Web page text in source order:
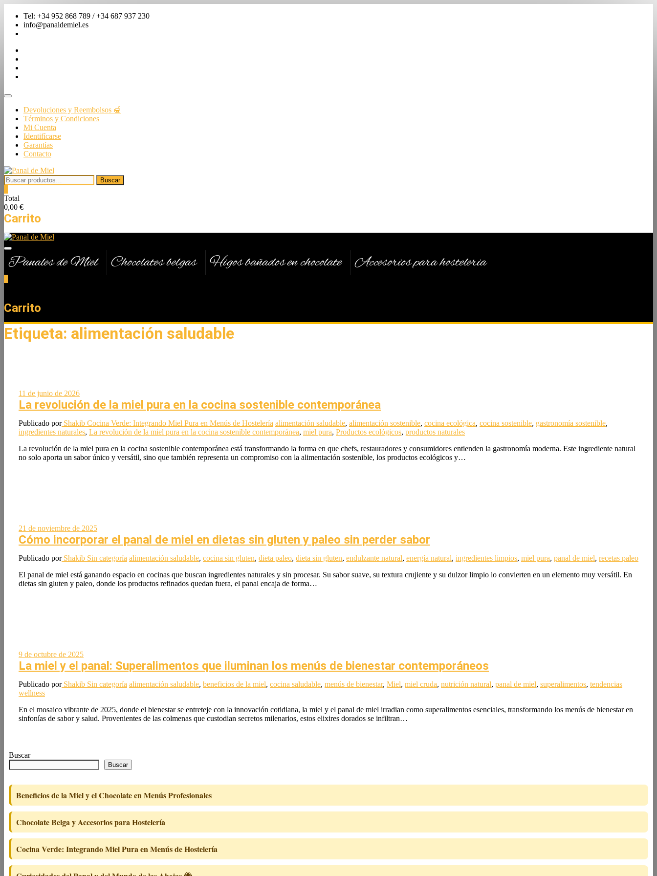
contenido
Tel: +34 952 868 789 / +34 687 937 230
info@panaldemiel.es
Menú
barra
superior
Devoluciones y Reembolsos 🍯
Términos y Condiciones
Mi Cuenta
Identifícarse
Garantías
Contacto
Buscar
por:
Buscar
Total
0,00 €
Carrito
Panales de Miel Chocolates belgas Higos bañados en chocolate Accesorios para hosteleria
Carrito
Etiqueta: alimentación saludable
11 de junio de 2026
La revolución de la miel pura en la cocina sostenible contemporánea
Publicado porShakib Cocina Verde: Integrando Miel Pura en Menús de Hostelería alimentación saludable, alimentación sostenible, cocina ecológica, cocina sostenible, gastronomía sostenible,
ingredientes naturales, La revolución de la miel pura en la cocina sostenible contemporánea, miel pura, Productos ecológicos, productos naturales
La revolución de la miel pura en la cocina sostenible contemporánea está transformando la forma en que chefs, restauradores y consumidores entienden la gastronomía moderna. Este ingrediente natural
no solo aporta un sabor único y versátil, sino que también representa un compromiso con la alimentación sostenible, los productos ecológicos y…
21 de noviembre de 2025
Cómo incorporar el panal de miel en dietas sin gluten y paleo sin perder sabor
Publicado porShakib Sin categoría alimentación saludable, cocina sin gluten, dieta paleo, dieta sin gluten, endulzante natural, energía natural, ingredientes limpios, miel pura, panal de miel, recetas paleo
El panal de miel está ganando espacio en cocinas que buscan ingredientes naturales y sin procesar. Su sabor suave, su textura crujiente y su dulzor limpio lo convierten en un elemento muy versátil. En
dietas sin gluten y paleo, donde los productos refinados quedan fuera, el panal encaja de forma…
9 de octubre de 2025
La miel y el panal: Superalimentos que iluminan los menús de bienestar contemporáneos
Publicado porShakib Sin categoría alimentación saludable, beneficios de la miel, cocina saludable, menús de bienestar, Miel, miel cruda, nutrición natural, panal de miel, superalimentos, tendencias
wellness
En el mosaico vibrante de 2025, donde el bienestar se entreteje con la innovación cotidiana, la miel y el panal de miel irradian como superalimentos esenciales, transformando los menús de bienestar en
sinfonías de sabor y salud. Provenientes de las colmenas que custodian secretos milenarios, estos elixires dorados se infiltran…
Buscar
Buscar
Beneficios de la Miel y el Chocolate en Menús Profesionales
Chocolate Belga y Accesorios para Hostelería
Cocina Verde: Integrando Miel Pura en Menús de Hostelería